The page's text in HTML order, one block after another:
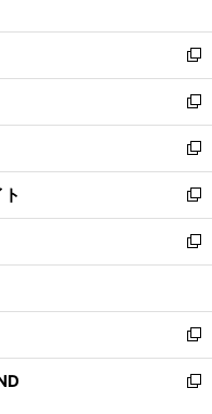
開
く
ウ
で
開
く
ン
ド
ウ
で
開
く
ウ
ィ
ン
ド
ウ
で
開
く
新
し
い
ウ
ィ
ン
ド
ウ
で
開
新
し
い
ウ
ィ
ン
ド
ウ
開
く
新
し
い
ウ
ィ
ン
ウ
で
開
く
新
し
い
ウ
ン
ド
ウ
で
新
し
ウ
ィ
ン
ド
新
し
い
新